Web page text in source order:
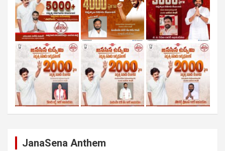
JanaSena Anthem